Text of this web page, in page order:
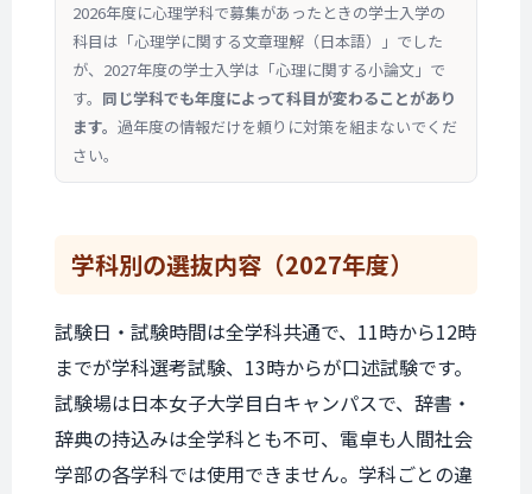
2026年度に心理学科で募集があったときの学士入学の
科目は「心理学に関する文章理解（日本語）」でした
が、2027年度の学士入学は「心理に関する小論文」で
す。 同じ学科でも年度によって科目が変わることがあり
ます。 過年度の情報だけを頼りに対策を組まないでくだ
さい。
学科別の選抜内容 （2027年度）
試験日・試験時間は全学科共通で、11時から12時
までが学科選考試験、13時からが口述試験です。
試験場は日本女子大学目白キャンパスで、辞書・
辞典の持込みは全学科とも不可、電卓も人間社会
学部の各学科では使用できません。学科ごとの違